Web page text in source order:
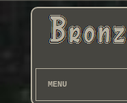
MENU